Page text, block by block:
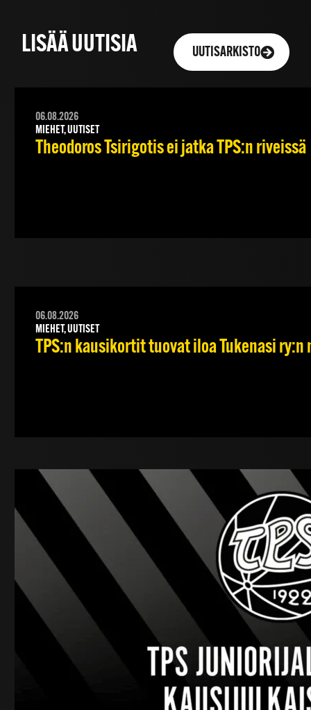
LISÄÄ UUTISIA UUTISARKISTO
06.08.2026
MIEHET, UUTISET
Theodoros Tsirigotis ei jatka TPS:n riveissä
06.08.2026
MIEHET, UUTISET
TPS:n kausikortit tuovat iloa Tukenasi